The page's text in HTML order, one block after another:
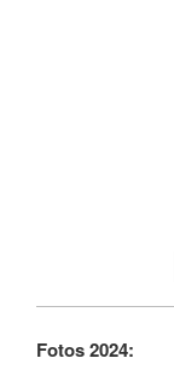
Fotos 2024: